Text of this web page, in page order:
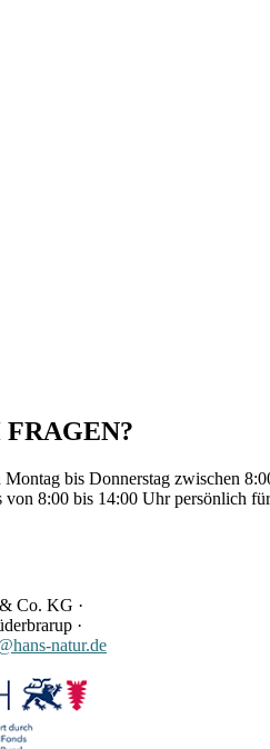
bis Donnerstag zwischen
8:00 bis 14:00 Uhr persönlich für
Co. KG ·
·
natur.de